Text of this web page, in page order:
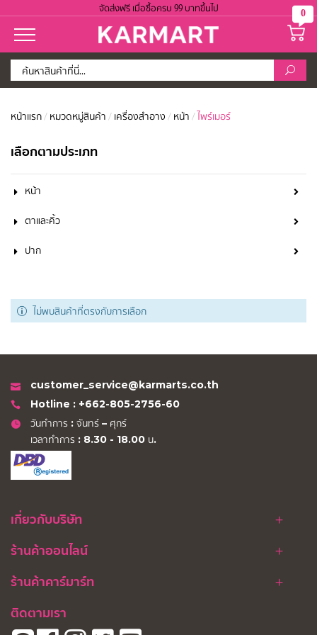
จัดส่งฟรี เมื่อซื้อครบ 99 บาทขึ้นไป 0
หน้าแรก / หมวดหมู่สินค้า / เครื่องสำอาง / หน้า / ไพร์เมอร์
เลือกตามประเภท
หน้า
ตาและคิ้ว
ปาก
ไม่พบสินค้าที่ตรงกับการเลือก
customer_service@karmarts.co.th
Hotline : +662-805-2756-60
วันทำการ : จันทร์ – ศุกร์
เวลาทำการ : 8.30 - 18.00 น.
เกี่ยวกับบริษัท
ร้านค้าออนไลน์
ร้านค้าคาร์มาร์ท
ติดตามเรา